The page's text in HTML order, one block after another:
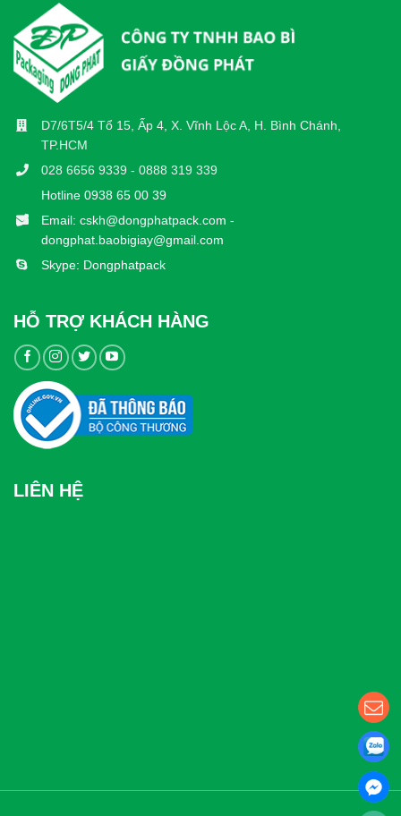
D7/6T5/4 Tổ 15, Ấp 4, X. Vĩnh Lộc A, H. Bình Chánh,
TP.HCM
028 6656 9339 - 0888 319 339
Hotline 0938 65 00 39
Email: cskh@dongphatpack.com -
dongphat.baobigiay@gmail.com
Skype: Dongphatpack
HỖ TRỢ KHÁCH HÀNG
LIÊN HỆ